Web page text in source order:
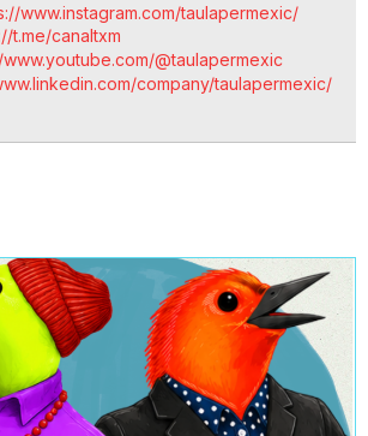
www.instagram.com/taulapermexic/
t.me/canaltxm
@taulapermexic
company/taulapermexic/